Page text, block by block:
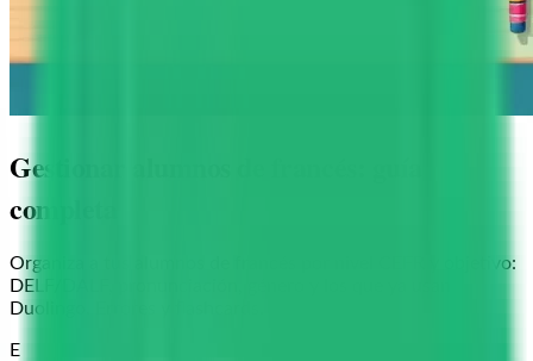
Gestionar alumnos de francés: guía
completa
Organiza a tus alumnos de francés por nivel CEFR y objetivo:
DELF/DALF, pronunciación, género y los que ya usan
Duolingo. Errores y flashcards.
E